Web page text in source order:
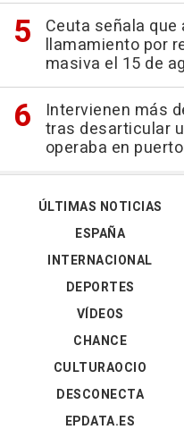
Ceuta señala
llamamiento por
masiva el 15 de
Intervienen más
tras desarticular
operaba en
ÚLTIMAS NOTICIAS
ESPAÑA
INTERNACIONAL
DEPORTES
VÍDEOS
CHANCE
CULTURAOCIO
DESCONECTA
EPDATA.ES